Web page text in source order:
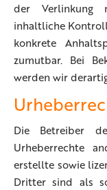
der Verlinkung
inhaltliche
konkrete
zumutbar. Bei
werden wir
Die Betreiber
Urheberrechte
erstellte sowie
Dritter sind als